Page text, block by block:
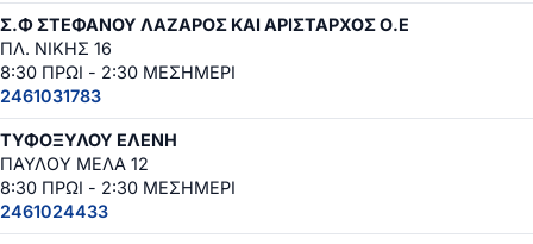
Σ.Φ ΣΤΕΦΑΝΟΥ ΛΑΖΑΡΟΣ ΚΑΙ ΑΡΙΣΤΑΡΧΟΣ Ο.Ε
ΠΛ. ΝΙΚΗΣ 16
8:30 ΠΡΩΙ - 2:30 ΜΕΣΗΜΕΡΙ
2461031783
ΤΥΦΟΞΥΛΟΥ ΕΛΕΝΗ
ΠΑΥΛΟΥ ΜΕΛΑ 12
8:30 ΠΡΩΙ - 2:30 ΜΕΣΗΜΕΡΙ
2461024433